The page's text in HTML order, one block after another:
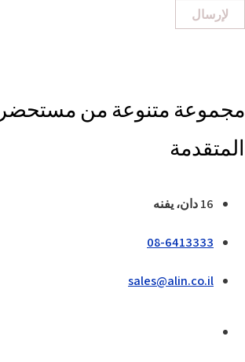
لإرسال
مجموعة متنوعة من
المتقدمة
16 دان، يفنه
08-6413333
sales@alin.co.il